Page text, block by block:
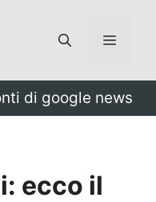
Menu
di google news
ecco il